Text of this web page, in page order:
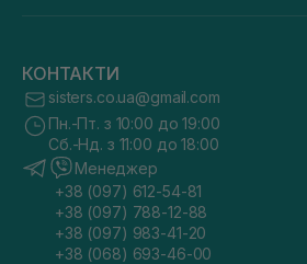
КОНТАКТИ
sisters.co.ua@gmail.com
Пн.-Пт. з 10:00 до 19:00
Сб.-Нд. з 11:00 до 18:00
Менеджер
+38 (097) 612-54-81
+38 (097) 788-12-88
+38 (097) 983-41-20
+38 (068) 693-46-00